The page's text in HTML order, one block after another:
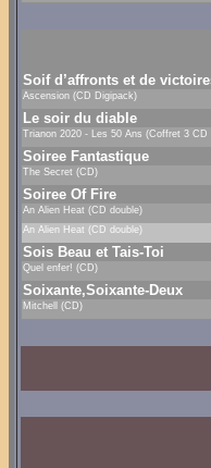
Soif d’affronts et de
Ascension (CD Digipack)
Le soir du diable
Trianon 2020 - Les 50 Ans (Coffret 3 CD
Soiree Fantastique
The Secret (CD)
Soiree Of Fire
An Alien Heat (CD double)
An Alien Heat (CD double)
Sois Beau et Tais-Toi
Quel enfer! (CD)
Soixante,Soixante-Deux
Mitchell (CD)